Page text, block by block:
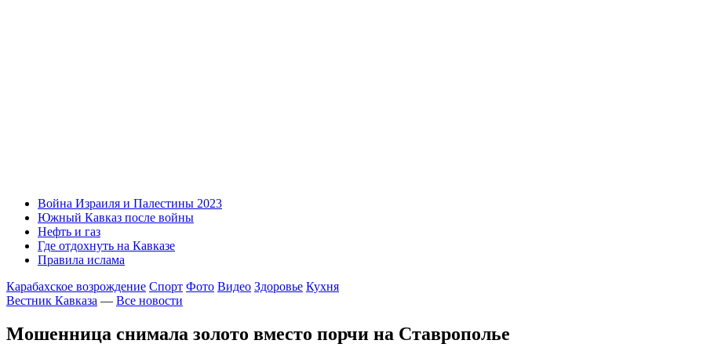
Война Израиля и Палестины 2023
Южный Кавказ после войны
Нефть и газ
Где отдохнуть на Кавказе
Правила ислама
Карабахское возрождение Спорт Фото Видео Здоровье Кухня
Вестник Кавказа — Все новости
Мошенница снимала золото вместо порчи на Ставрополье